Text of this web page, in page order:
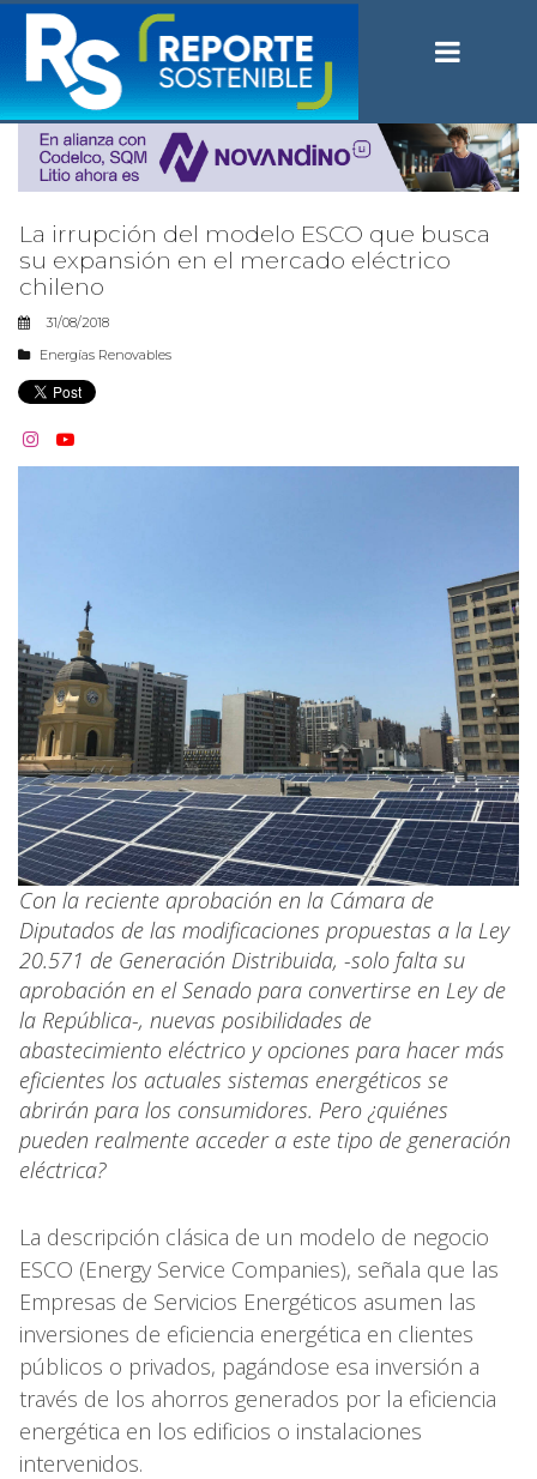
La irrupción del modelo ESCO que busca
su expansión en el mercado eléctrico
chileno
31/08/2018
Energías Renovables
 
Con la reciente aprobación en la Cámara de
Diputados de las modificaciones propuestas a la Ley
20.571 de Generación Distribuida, -solo falta su
aprobación en el Senado para convertirse en Ley de
la República-, nuevas posibilidades de
abastecimiento eléctrico y opciones para hacer más
eficientes los actuales sistemas energéticos se
abrirán para los consumidores. Pero ¿quiénes
pueden realmente acceder a este tipo de generación
eléctrica?
La descripción clásica de un modelo de negocio
ESCO (Energy Service Companies), señala que las
Empresas de Servicios Energéticos asumen las
inversiones de eficiencia energética en clientes
públicos o privados, pagándose esa inversión a
través de los ahorros generados por la eficiencia
energética en los edificios o instalaciones
intervenidos.